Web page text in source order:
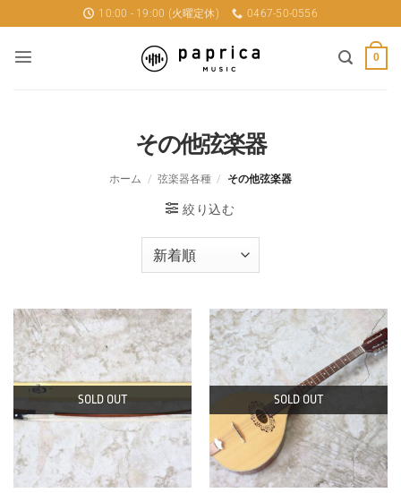
to
content
10:00 - 19:00 (火曜定休) 0467-50-0556
0
その他弦楽器
ホーム / 弦楽器各種 / その他弦楽器
絞り込む
SOLD OUT SOLD OUT